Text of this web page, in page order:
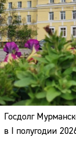
Госдолг
в I полугодии